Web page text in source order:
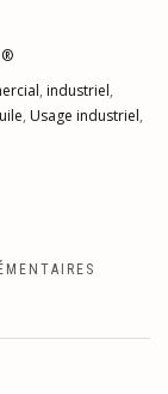
, industriel,
, Usage industriel,